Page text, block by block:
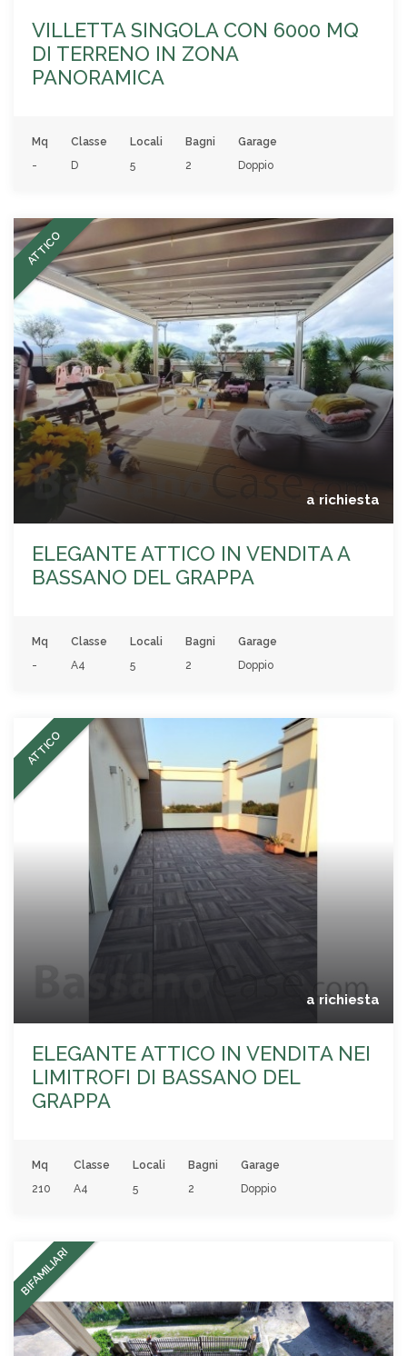
VILLETTA SINGOLA CON 6000 MQ
DI TERRENO IN ZONA
PANORAMICA
Mq
-
Classe
D
Locali
5
Bagni
2
Garage
Doppio
ATTICO
a richiesta
ELEGANTE ATTICO IN VENDITA A
BASSANO DEL GRAPPA
Mq
-
Classe
A4
Locali
5
Bagni
2
Garage
Doppio
ATTICO
a richiesta
ELEGANTE ATTICO IN VENDITA NEI
LIMITROFI DI BASSANO DEL
GRAPPA
Mq
210
Classe
A4
Locali
5
Bagni
2
Garage
Doppio
BIFAMILIARI